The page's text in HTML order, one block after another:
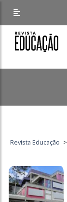
Revista Educação >